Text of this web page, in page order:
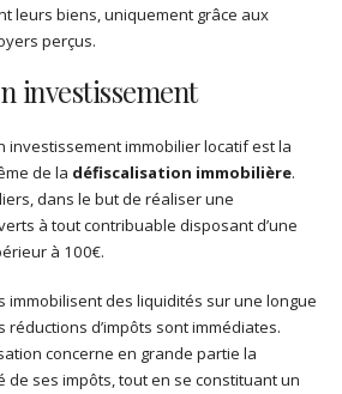
leurs biens, uniquement grâce aux
perçus.
investissement
investissement immobilier locatif est la
de la défiscalisation immobilière.
dans le but de réaliser une
à tout contribuable disposant d’une
à 100€.
immobilisent des liquidités sur une longue
réductions d’impôts sont immédiates.
concerne en grande partie la
de ses impôts, tout en se constituant un